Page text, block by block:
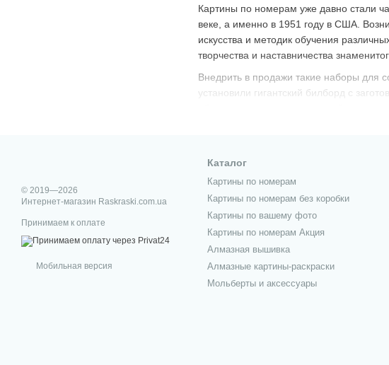
Картины по номерам уже давно стали
веке, а именно в 1951 году в США.
искусства и методик обучения
творчества и наставничества
Внедрить в продажи такие наборы для
установили гигантский билборд с
© 2019—2026
Интернет-магазин Raskraski.com.ua
Принимаем к оплате
Мобильная версия
Каталог
Картины по номерам
Картины по номерам без коробки
Картины по вашему фото
Картины по номерам Акция
Алмазная вышивка
Алмазные картины-раскраски
Мольберты и аксессуары